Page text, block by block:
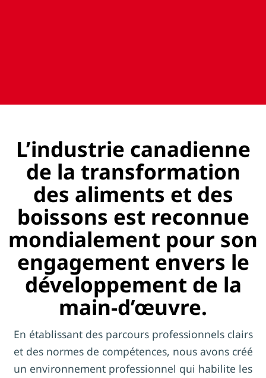
L’industrie canadienne
de la transformation
des aliments et des
boissons est reconnue
mondialement pour son
engagement envers le
développement de la
main-d’œuvre.
En établissant des parcours professionnels clairs
et des normes de compétences, nous avons créé
un environnement professionnel qui habilite les